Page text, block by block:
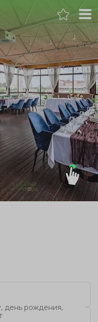
день рождения,